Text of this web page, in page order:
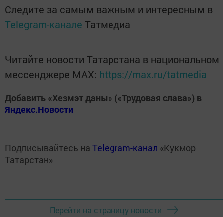
Следите за самым важным и интересным в
Telegram-канале Татмедиа
Читайте новости Татарстана в национальном
мессенджере MАХ: https://max.ru/tatmedia
Добавить «Хезмэт даны» («Трудовая слава») в
Яндекс.Новости
Подписывайтесь на Telegram-канал «Кукмор
Татарстан»
Перейти на страницу новости